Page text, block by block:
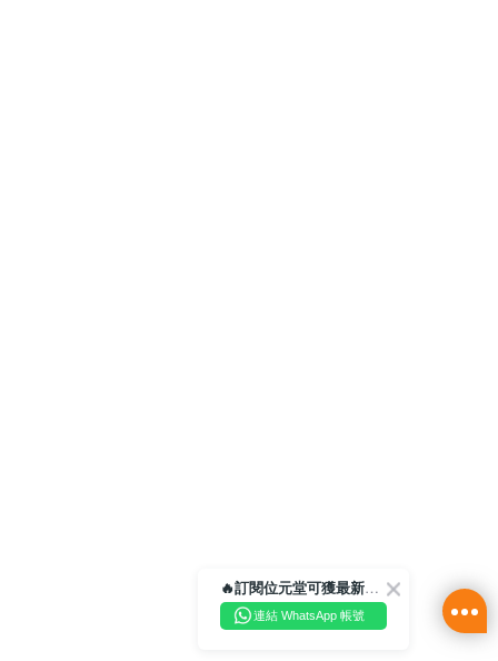
🔥訂閱位元堂可獲最新優惠及活動資訊🔥
連結 WhatsApp 帳號